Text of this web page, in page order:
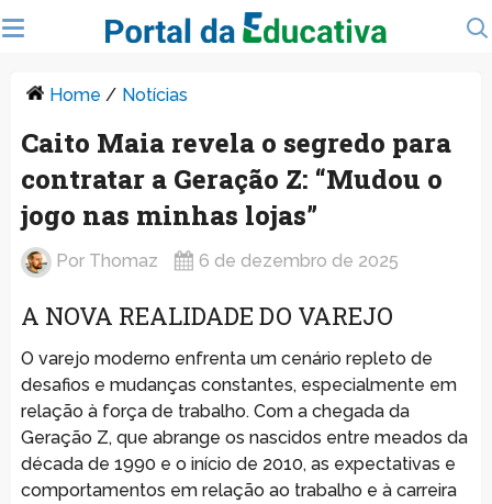
Home / Notícias
Caito Maia revela o segredo para
contratar a Geração Z: “Mudou o
jogo nas minhas lojas”
Por Thomaz 6 de dezembro de 2025
A NOVA REALIDADE DO VAREJO
O varejo moderno enfrenta um cenário repleto de
desafios e mudanças constantes, especialmente em
relação à força de trabalho. Com a chegada da
Geração Z, que abrange os nascidos entre meados da
década de 1990 e o início de 2010, as expectativas e
comportamentos em relação ao trabalho e à carreira